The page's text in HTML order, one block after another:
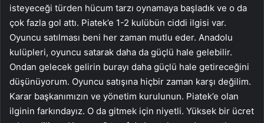
isteyeceği türden hücum tarzı oynamaya başladık ve o da
çok fazla gol attı. Piatek’e 1-2 kulübün ciddi ilgisi var.
Oyuncu satılması beni her zaman mutlu eder. Anadolu
kulüpleri, oyuncu satarak daha da güçlü hale gelebilir.
Ondan gelecek gelirin burayı daha güçlü hale getireceğini
düşünüyorum. Oyuncu satışına hiçbir zaman karşı değilim.
Karar başkanımızın ve yönetim kurulunun. Piatek’e olan
ilginin farkındayız. O da gitmek için niyetli. Yüksek bir ücret